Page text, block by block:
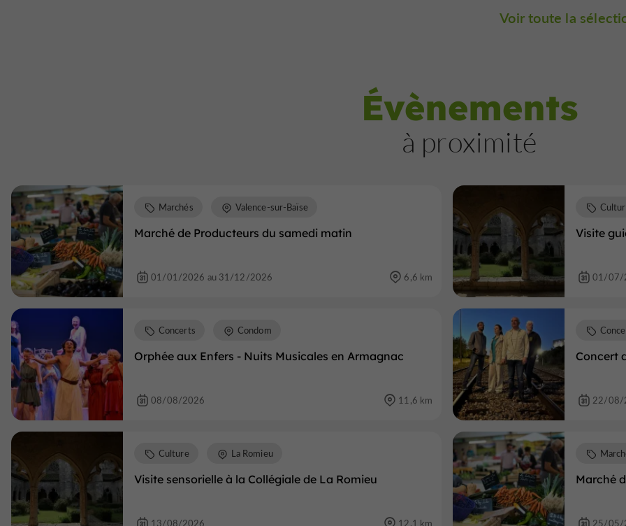
Voir toute la
Évènements
à proximité
Marché de Producteurs du samedi matin
Marchés Valence-sur-Baïse
01/01/2026 au 31/12/2026 6,6 km
Visite
01/07/
Orphée aux Enfers - Nuits Musicales en Armagnac
Concerts Condom
08/08/2026 11,6 km
Concert
22/08/
Visite sensorielle à la Collégiale de La Romieu
Culture La Romieu
13/08/2026 12,1 km
Marché
25/05/